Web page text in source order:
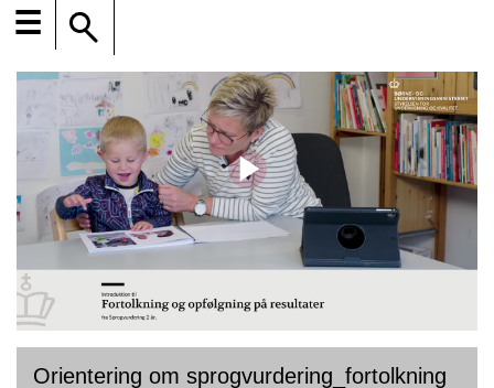
☰
Orientering om sprogvurdering_fortolkning